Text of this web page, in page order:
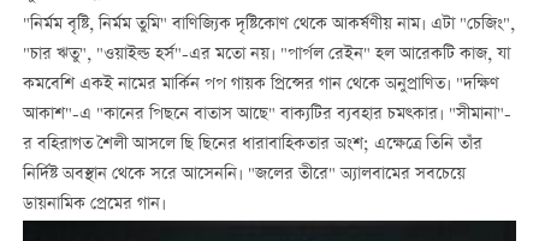
"নির্মম বৃষ্টি, নির্মম তুমি" বাণিজ্যিক দৃষ্টিকোণ থেকে আকর্ষণীয় নাম। এটা "চেজিং",
"চার ঋতু", "ওয়াইল্ড হর্স"-এর মতো নয়। "পার্পল রেইন" হল আরেকটি কাজ, যা
কমবেশি একই নামের মার্কিন পপ গায়ক প্রিন্সের গান থেকে অনুপ্রাণিত। "দক্ষিণ
আকাশ"-এ "কানের পিছনে বাতাস আছে" বাক্যটির ব্যবহার চমত্কার। "সীমানা"-
র বহিরাগত শৈলী আসলে ছি ছিনের ধারাবাহিকতার অংশ; এক্ষেত্রে তিনি তাঁর
নির্দিষ্ট অবস্থান থেকে সরে আসেননি। "জলের তীরে" অ্যালবামের সবচেয়ে
ডায়নামিক প্রেমের গান।